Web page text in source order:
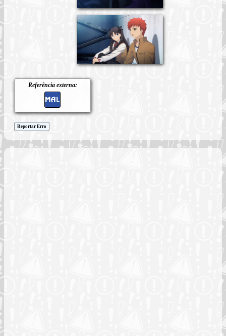
Referência externa:
Reportar Erro